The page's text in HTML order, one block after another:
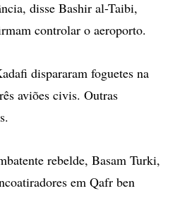
disse Bashir al-Taibi,
controlar o aeroporto.
dispararam foguetes na
aviões civis. Outras
rebelde, Basam Turki,
em Qafr ben